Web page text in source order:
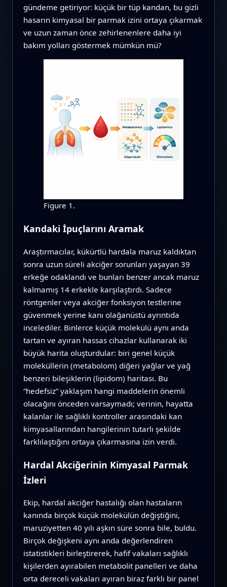
gündeme getiriyor: küçük bir tüp kandan, bu gizli
hasarın kimyasal bir parmak izini ortaya çıkarmak
ve uzun zaman önce zehirlenenlere daha iyi
bakım yolları göstermek mümkün mü?
Figure 1.
Kandaki İpuçlarını Aramak
Araştırmacılar, kükürtlü hardala maruz kaldıktan
sonra uzun süreli akciğer sorunları yaşayan 39
erkeğe odaklandı ve bunları benzer ancak maruz
kalmamış 14 erkekle karşılaştırdı. Sadece
röntgenler veya akciğer fonksiyon testlerine
güvenmek yerine kanı olağanüstü ayrıntıda
incelediler. Binlerce küçük molekülü aynı anda
tartan ve ayıran hassas cihazlar kullanarak iki
büyük harita oluşturdular: biri genel küçük
moleküllerin (metabolom) diğeri yağlar ve yağ
benzeri bileşiklerin (lipidom) haritası. Bu
“hedefsiz” yaklaşım hangi maddelerin önemli
olacağını önceden varsaymadı; verinin, hayatta
kalanlar ile sağlıklı kontroller arasındaki kan
kimyasallarından hangilerinin tutarlı şekilde
farklılaştığını ortaya çıkarmasına izin verdi.
Hardal Akciğerinin Kimyasal Parmak
İzleri
Ekip, hardal akciğer hastalığı olan hastaların
kanında birçok küçük molekülün değiştiğini,
maruziyetten 40 yılı aşkın süre sonra bile, buldu.
Birçok değişkeni aynı anda değerlendiren
istatistikleri birleştirerek, hafif vakaları sağlıklı
kişilerden ayırabilen metabolit panelleri ve daha
orta dereceli vakaları ayıran biraz farklı bir panel